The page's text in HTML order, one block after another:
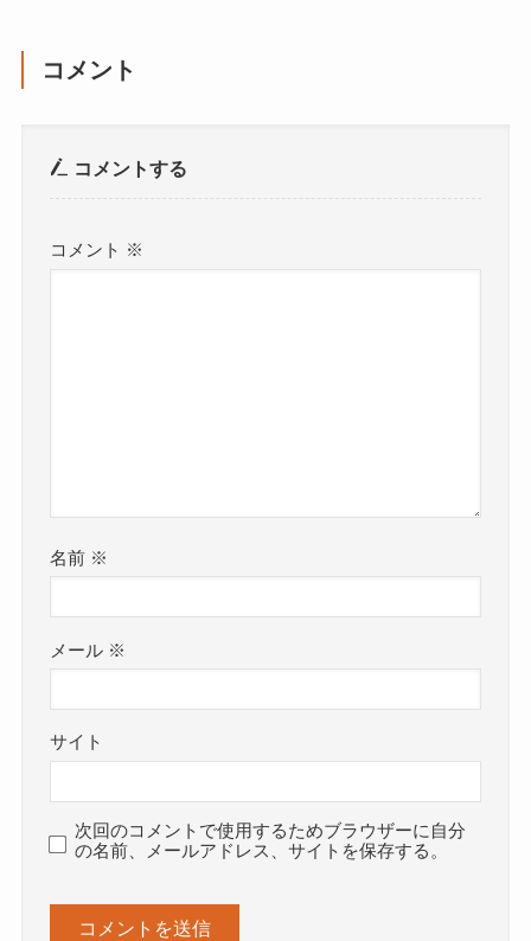
コメント
コメントする
コメント ※
名前 ※
メール ※
サイト
次回のコメントで使用するためブラウザーに自分
の名前、メールアドレス、サイトを保存する。